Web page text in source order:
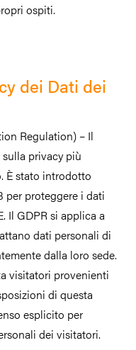
ospiti.
dei Dati dei
Regulation) – Il
privacy più
È stato introdotto
per proteggere i dati
Il GDPR si applica a
dati personali di
dalla loro sede.
visitatori provenienti
di questa
esplicito per
dei visitatori.